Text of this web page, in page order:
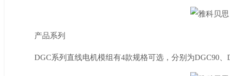
产品系列
DGC系列直线电机模组有4款规格可选，分别为DGC90、